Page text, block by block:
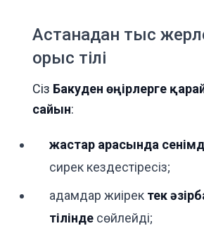
Астанадан тыс
орыс тілі
Сіз Бакуден өңірлерге
сайын:
жастар арасында
сирек кездестіресіз;
адамдар жиірек тек
тілінде сөйлейді;